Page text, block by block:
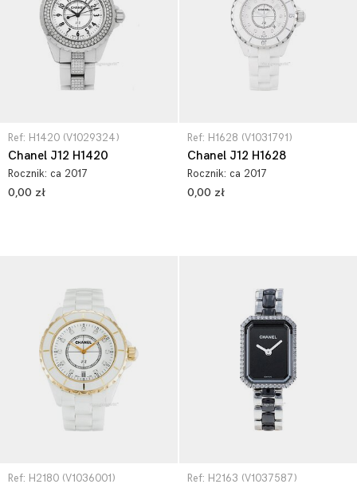
Ref: H1420 (V1029324)
Chanel J12 H1420
Rocznik: ca 2017
0,00 zł
Ref: H1628 (V1031791)
Chanel J12 H1628
Rocznik: ca 2017
0,00 zł
Ref: H2180 (V1036001) Ref: H2163 (V1037587)